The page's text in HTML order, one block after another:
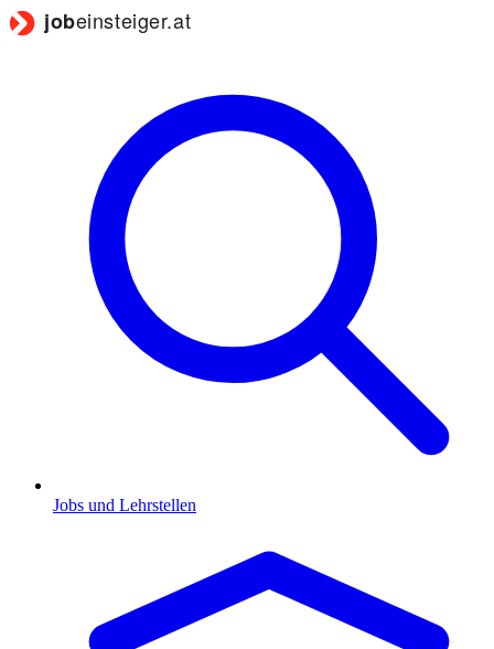
Jobs und Lehrstellen